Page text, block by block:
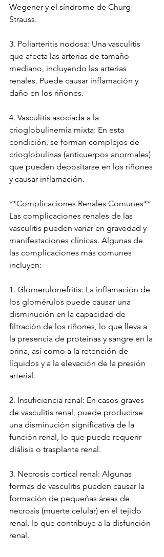
Wegener y el síndrome de Churg-
Strauss.
3. Poliarteritis nodosa: Una vasculitis
que afecta las arterias de tamaño
mediano, incluyendo las arterias
renales. Puede causar inflamación y
daño en los riñones.
4. Vasculitis asociada a la
crioglobulinemia mixta: En esta
condición, se forman complejos de
crioglobulinas (anticuerpos anormales)
que pueden depositarse en los riñones
y causar inflamación.
**Complicaciones Renales Comunes**
Las complicaciones renales de las
vasculitis pueden variar en gravedad y
manifestaciones clínicas. Algunas de
las complicaciones más comunes
incluyen:
1. Glomerulonefritis: La inflamación de
los glomérulos puede causar una
disminución en la capacidad de
filtración de los riñones, lo que lleva a
la presencia de proteínas y sangre en la
orina, así como a la retención de
líquidos y a la elevación de la presión
arterial.
2. Insuficiencia renal: En casos graves
de vasculitis renal, puede producirse
una disminución significativa de la
función renal, lo que puede requerir
diálisis o trasplante renal.
3. Necrosis cortical renal: Algunas
formas de vasculitis pueden causar la
formación de pequeñas áreas de
necrosis (muerte celular) en el tejido
renal, lo que contribuye a la disfunción
renal.